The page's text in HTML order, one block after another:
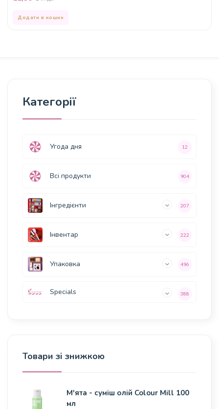
Додати в кошик
Категорії
Угода дня 12
Всі продукти 904
Інгредієнти 207
Інвентар 222
Упаковка 496
Specials 388
Товари зі знижкою
М'ята - суміш олій Colour Mill 100
мл